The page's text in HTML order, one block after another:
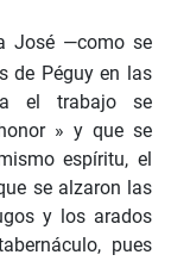
José —como se
de Péguy en las
el trabajo se
» y que se
espíritu, el
se alzaron las
y los arados
pues